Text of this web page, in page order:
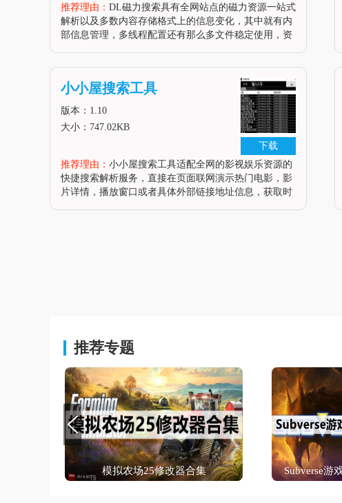
推荐理由： DL磁力搜索具有全网站点的磁力资源一站式
解析以及多数内容存储格式上的信息变化，其中就有内
部信息管理，多线程配置还有那么多文件稳定使用，资
等，及时切换适宜的搜索线路。软件性能DL磁力搜刮东
西是一款易于运用的迷你下载器。该软件拥有从Internet
抓取文件以供下载。用户还可以设置限制下载和上传速
度，拥有更改缓
下载
小小屋搜索工具
版本：1.10
大小：747.02KB
推荐理由： 小小屋搜索工具适配全网的影视娱乐资源的
快捷搜索解析服务，直接在页面联网演示热门电影，影
片详情，播放窗口或者具体外部链接地址信息，获取时
推荐专题
模拟农场25修改器合集 Subverse游